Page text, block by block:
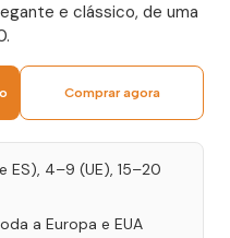
e clássico, de uma
Comprar agora
ES), 4–9 (UE), 15–20
a Europa e EUA